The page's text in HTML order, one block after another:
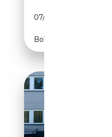
07/2019
Boîte automatique